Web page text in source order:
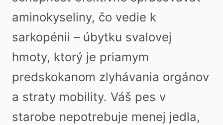
aminokyseliny, čo vedie k
sarkopénii – úbytku svalovej
hmoty, ktorý je priamym
predskokanom zlyhávania orgánov
a straty mobility. Váš pes v
starobe nepotrebuje menej jedla,